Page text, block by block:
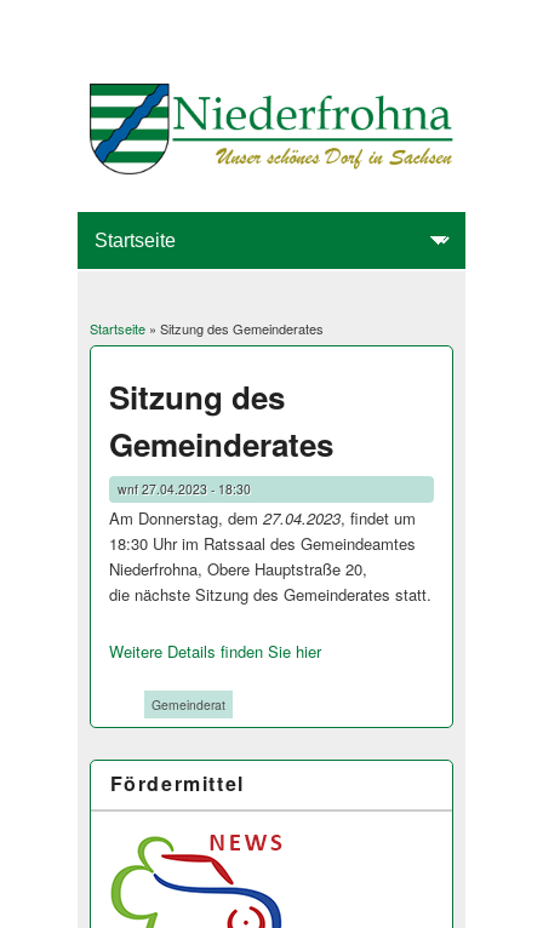
Sie sind hier
Startseite» Sitzung des Gemeinderates
Sitzung des
Gemeinderates
wnf27.04.2023 - 18:30
Am Donnerstag, dem 27.04.2023, findet um
18:30 Uhr im Ratssaal des Gemeindeamtes
Niederfrohna, Obere Hauptstraße 20,
die nächste Sitzung des Gemeinderates stat­t.
Weitere Details finden Sie hier
Gemeinderat
Fördermittel